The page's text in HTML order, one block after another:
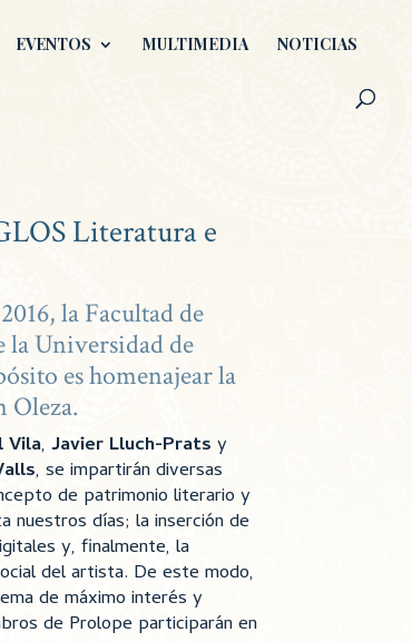
EVENTOS MULTIMEDIA NOTICIAS
Literatura e
la Facultad de
Universidad de
es homenajear la
Oleza.
Vila,Javier Lluch-Prats y
, se impartirán diversas
de patrimonio literario y
nuestros días; la inserción de
y, finalmente, la
del artista. De este modo,
de máximo interés y
de Prolope participarán en